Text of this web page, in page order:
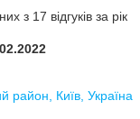
з 17 відгуків за рік
район, Київ, Україна